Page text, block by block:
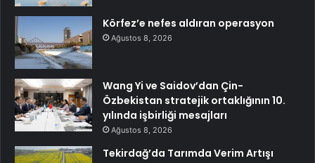
Körfez’e nefes aldıran operasyon
Ağustos 8, 2026
Wang Yi ve Saidov’dan Çin-
Özbekistan stratejik ortaklığının 10.
yılında işbirliği mesajları
Ağustos 8, 2026
Tekirdağ’da Tarımda Verim Artışı